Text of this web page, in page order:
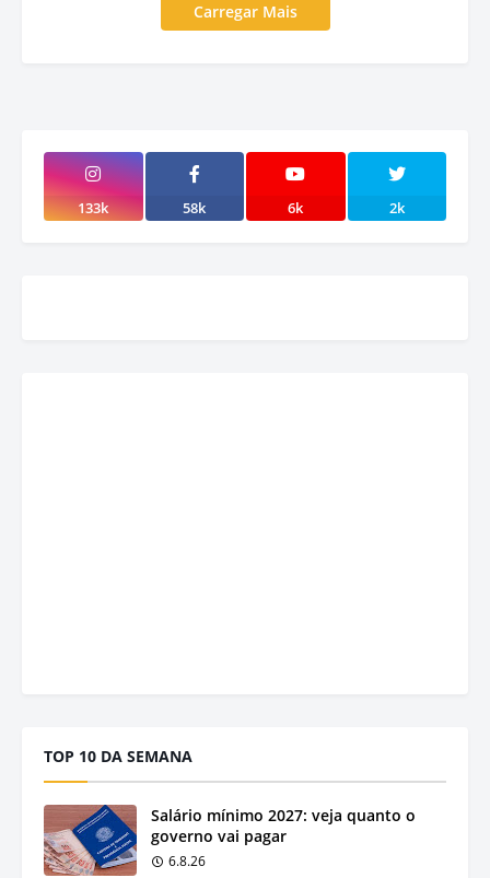
Carregar Mais
133k 58k 6k 2k
TOP 10 DA SEMANA
Salário mínimo 2027: veja quanto o
governo vai pagar
6.8.26